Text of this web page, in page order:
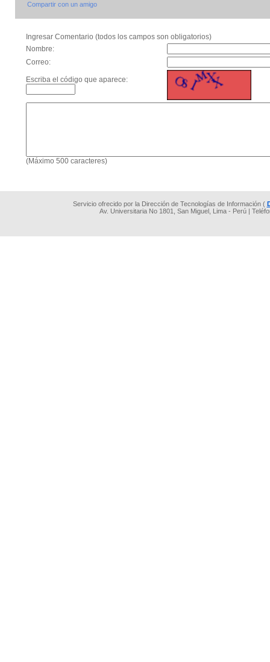
Compartir con un amigo
Ingresar Comentario (todos los campos son obligatorios)
Nombre:
Correo:
Escriba el código que aparece:
(Máximo 500 caracteres)
Servicio ofrecido por la Dirección de Tecnologías de Información (
Av. Universitaria No 1801, San Miguel, Lima - Perú |